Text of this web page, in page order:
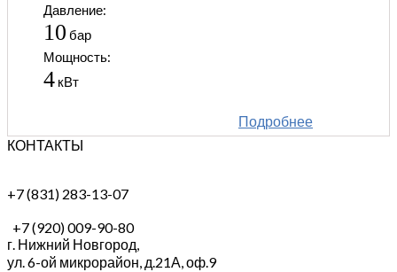
Давление:
10 бар
Мощность:
4 кВт
Подробнее
КОНТАКТЫ
+7 (831) 283-13-07
+7 (920) 009-90-80
г. Нижний Новгород,
ул. 6-ой микрорайон, д.21А, оф.9